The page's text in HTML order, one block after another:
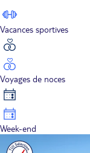
Vacances sportives
Voyages de noces
Week-end